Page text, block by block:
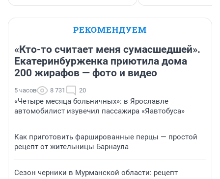
РЕКОМЕНДУЕМ
«Кто-то считает меня сумасшедшей».
Екатеринбурженка приютила дома
200 жирафов — фото и видео
5 часов 8 731 20
«Четыре месяца больничных»: в Ярославле
автомобилист изувечил пассажира «Яавтобуса»
Как приготовить фаршированные перцы — простой
рецепт от жительницы Барнаула
Сезон черники в Мурманской области: рецепт